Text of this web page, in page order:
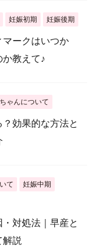
妊娠初期 妊娠後期
マークはいつか
か教えて♪
ゃんについて
効果的な方法と
て 妊娠中期
対処法｜早産と
解説